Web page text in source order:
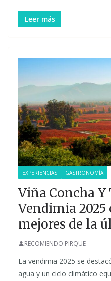
Leer más
EXPERIENCIAS GASTRONOMÍA
Viña Concha
Vendimia 2025
mejores de la
RECOMIENDO PIRQUE
La vendimia 2025 se
agua y un ciclo climático